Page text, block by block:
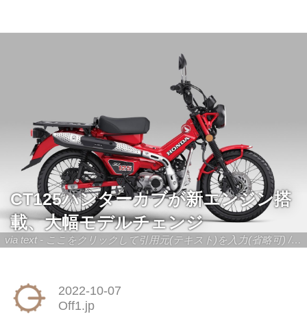
via text - ここをクリックして引用元(テキスト)を入力(省略可) / site.to.link.com - ここをクリックして引用元を入力(省略可)
CT125ハンターカブが新エンジン搭
載、大幅モデルチェンジ
2022-10-07
Off1.jp